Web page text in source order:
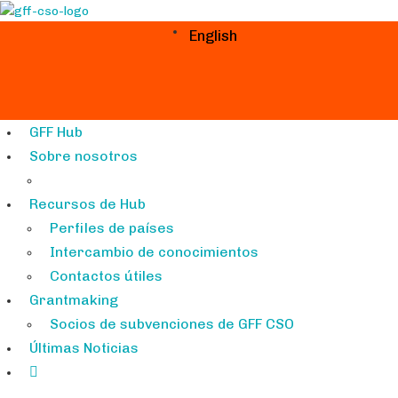
English
GFF Hub
Sobre nosotros
Recursos de Hub
Perfiles de países
Intercambio de conocimientos
Contactos útiles
Grantmaking
Socios de subvenciones de GFF CSO
Últimas Noticias